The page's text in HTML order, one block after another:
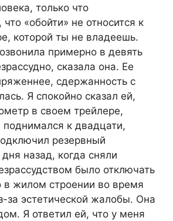
только что
«обойти» не относится к
которой ты не владеешь.
примерно в девять
сказала она. Ее
сдержанность с
Я спокойно сказал ей,
в своем трейлере,
поднимался к двадцати,
резервный
назад, когда сняли
было отключать
в жилом строении во время
за эстетической жалобы. Она
Я ответил ей, что у меня